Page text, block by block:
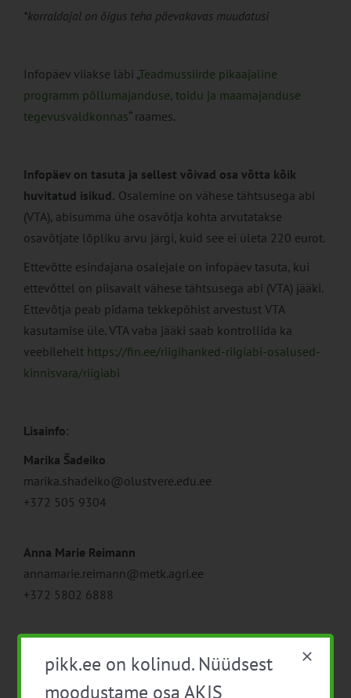
*korraldajal on õigus teha päevakavas muudatusi
Infopäev viiakse läbi „Teadmussiirde pikaajaline
programm põllumajanduse, toidu ja maamajanduse
tegevusvaldkonnas“ raames.
Infopäev on tasuta ja sellest võivad osa võtta kõik
huvitatud isikud. Osalemine on vähese tähtsusega abi
(VTA), abisumma ühe osavõtja kohta arvutatakse
osavõtjate lõpliku arvu järgi, kuid see ei ületa 220 eurot.
Ettevõtte esindajana osalejale on infopäev tasuta, kui
ettevõttel on piisavalt vähese tähtsusega abi (VTA) jääki.
Ettevõtja peab pidama tekkepõhist arvestust VTA
kasutamise üle. VTA vaba jääki saab kontrollida ka
veebilehelt https://fin.ee/riigihanked-riigiabi-osalused-
kinnisvara/riigiabi
Lisainfo:
Marika Šadeiko
marika.shadeiko@olustvere.edu.ee
+372 505 9304
Anna Marie Reimann
annamarie.reimann@metk.agri.ee
+372 5802 6888
pikk.ee on kolinud. Nüüdsest
moodustame osa AKIS